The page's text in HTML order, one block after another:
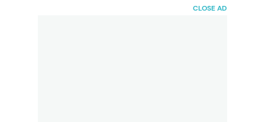
CLOSE AD